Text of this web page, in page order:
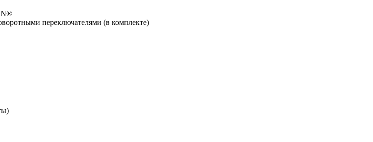
переключателями (в комплекте)